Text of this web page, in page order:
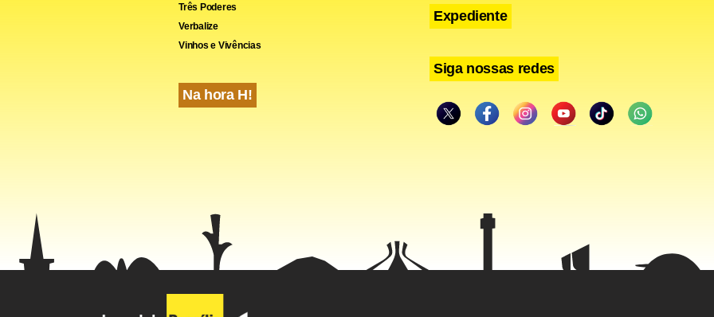
Telegram
Share
Três Poderes
Verbalize
Vinhos e Vivências
Na hora H!
Expediente
Siga nossas redes